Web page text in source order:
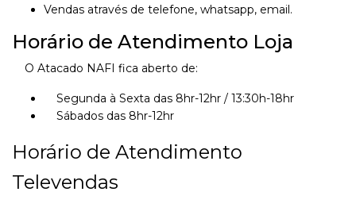
Vendas através de telefone, whatsapp, email.
Horário de Atendimento Loja
O Atacado NAFI fica aberto de:
Segunda à Sexta das 8hr-12hr / 13:30h-18hr
Sábados das 8hr-12hr
Horário de Atendimento
Televendas